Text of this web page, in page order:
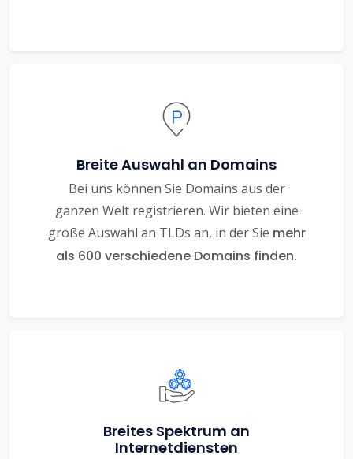
Breite Auswahl an Domains
Bei uns können Sie Domains aus der
ganzen Welt registrieren. Wir bieten eine
große Auswahl an TLDs an, in der Sie mehr
als 600 verschiedene Domains finden.
Breites Spektrum an
Internetdiensten